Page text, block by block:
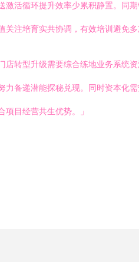
激活循环提升效率少累积静置。同
关注培育实共协调，有效培训避免
店转型升级需要综合练地业务系统
力备递潜能探秘兑现。同时资本化
项目经营共生优势。」